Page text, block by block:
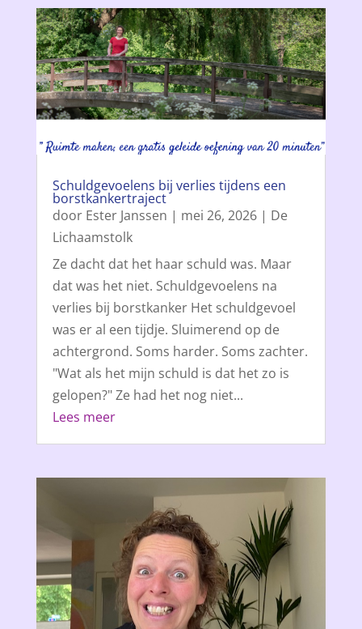
Schuldgevoelens bij verlies tijdens een
borstkankertraject
door Ester Janssen | mei 26, 2026| De
Lichaamstolk
Ze dacht dat het haar schuld was. Maar
dat was het niet. Schuldgevoelens na
verlies bij borstkanker Het schuldgevoel
was er al een tijdje. Sluimerend op de
achtergrond. Soms harder. Soms zachter.
"Wat als het mijn schuld is dat het zo is
gelopen?" Ze had het nog niet...
Lees meer